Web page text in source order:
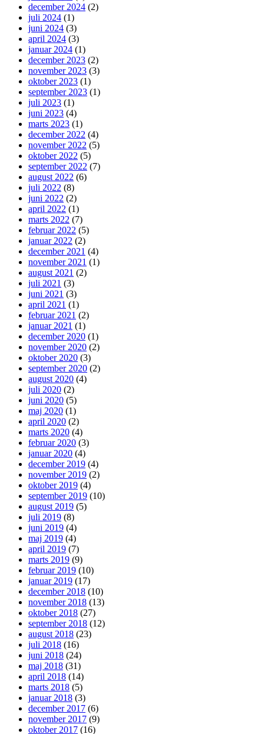
december 2024 (2)
juli 2024 (1)
juni 2024 (3)
april 2024 (3)
januar 2024 (1)
december 2023 (2)
november 2023 (3)
oktober 2023 (1)
september 2023 (1)
juli 2023 (1)
juni 2023 (4)
marts 2023 (1)
december 2022 (4)
november 2022 (5)
oktober 2022 (5)
september 2022 (7)
august 2022 (6)
juli 2022 (8)
juni 2022 (2)
april 2022 (1)
marts 2022 (7)
februar 2022 (5)
januar 2022 (2)
december 2021 (4)
november 2021 (1)
august 2021 (2)
juli 2021 (3)
juni 2021 (3)
april 2021 (1)
februar 2021 (2)
januar 2021 (1)
december 2020 (1)
november 2020 (2)
oktober 2020 (3)
september 2020 (2)
august 2020 (4)
juli 2020 (2)
juni 2020 (5)
maj 2020 (1)
april 2020 (2)
marts 2020 (4)
februar 2020 (3)
januar 2020 (4)
december 2019 (4)
november 2019 (2)
oktober 2019 (4)
september 2019 (10)
august 2019 (5)
juli 2019 (8)
juni 2019 (4)
maj 2019 (4)
april 2019 (7)
marts 2019 (9)
februar 2019 (10)
januar 2019 (17)
december 2018 (10)
november 2018 (13)
oktober 2018 (27)
september 2018 (12)
august 2018 (23)
juli 2018 (16)
juni 2018 (24)
maj 2018 (31)
april 2018 (14)
marts 2018 (5)
januar 2018 (3)
december 2017 (6)
november 2017 (9)
oktober 2017 (16)